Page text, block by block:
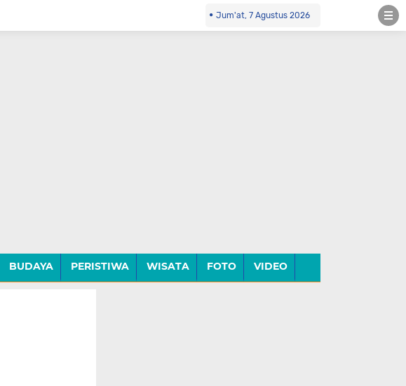
Jum'at, 7 Agustus 2026
BUDAYA PERISTIWA WISATA FOTO VIDEO